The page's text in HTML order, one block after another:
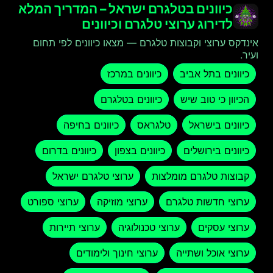
כיוונים בטלגרם ישראל – המדריך המלא
לדירוג ערוצי טלגרם וכיוונים
אינדקס ערוצי וקבוצות טלגרם — מצאו כיוונים לפי תחום
ועיר.
כיוונים בתל אביב
כיוונים במרכז
הכיוון כי טוב שיש כיוונים בטלגרם
כיוונים בישראל טלגראס כיוונים בחיפה
כיוונים בירושלים כיוונים בצפון כיוונים בדרום
קבוצות טלגרם מומלצות ערוצי טלגרם ישראל
ערוצי חדשות טלגרם ערוצי מוזיקה ערוצי ספורט
ערוצי עסקים ערוצי טכנולוגיה ערוצי תיירות
ערוצי אוכל ושתייה ערוצי חינוך ולימודים